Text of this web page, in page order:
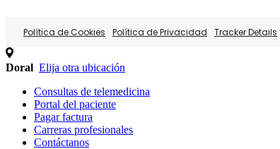
Política de Cookies Política de Privacidad Tracker Details
Doral Elija otra ubicación
Consultas de telemedicina
Portal del paciente
Pagar factura
Carreras profesionales
Contáctanos